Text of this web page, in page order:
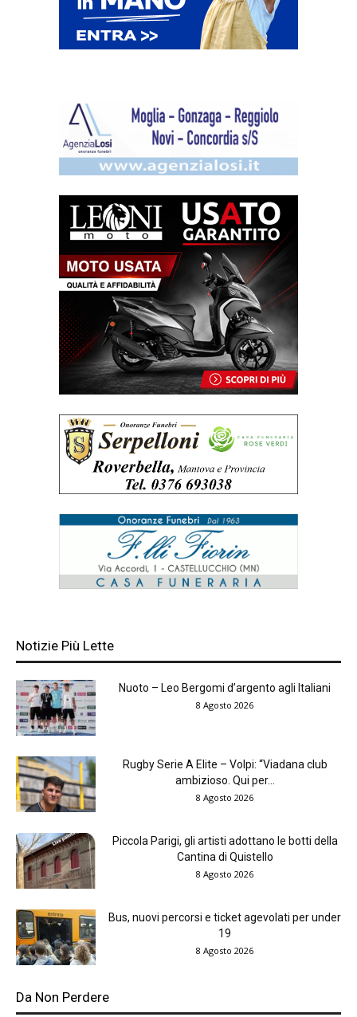
Notizie Più Lette
Nuoto – Leo Bergomi d’argento agli Italiani
8 Agosto 2026
Rugby Serie A Elite – Volpi: “Viadana club
ambizioso. Qui per...
8 Agosto 2026
Piccola Parigi, gli artisti adottano le botti della
Cantina di Quistello
8 Agosto 2026
Bus, nuovi percorsi e ticket agevolati per under
19
8 Agosto 2026
Da Non Perdere